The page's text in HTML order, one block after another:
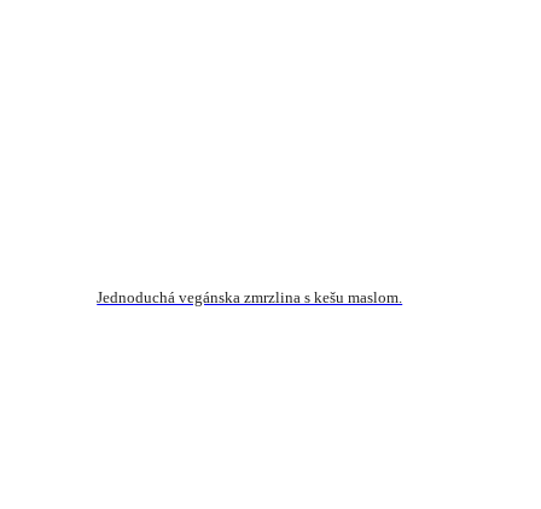
Jednoduchá vegánska zmrzlina s kešu maslom.